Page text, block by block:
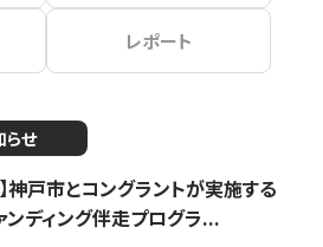
レポート
らせ
神戸市とコングラントが実施する
ンディング伴走プログラ...